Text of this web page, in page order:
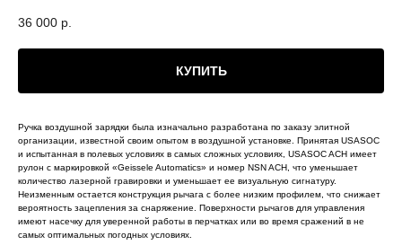
36 000 р.
КУПИТЬ
Ручка воздушной зарядки была изначально разработана по заказу элитной
организации, известной своим опытом в воздушной установке. Принятая USASOC
и испытанная в полевых условиях в самых сложных условиях, USASOC ACH имеет
рулон с маркировкой «Geissele Automatics» и номер NSN ACH, что уменьшает
количество лазерной гравировки и уменьшает ее визуальную сигнатуру.
Неизменным остается конструкция рычага с более низким профилем, что снижает
вероятность зацепления за снаряжение. Поверхности рычагов для управления
имеют насечку для уверенной работы в перчатках или во время сражений в не
самых оптимальных погодных условиях.